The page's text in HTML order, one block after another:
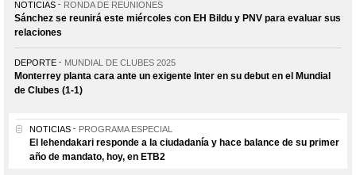
NOTICIAS RONDA DE REUNIONES
Sánchez se reunirá este miércoles con EH Bildu y PNV para evaluar sus
relaciones
DEPORTE MUNDIAL DE CLUBES 2025
Monterrey planta cara ante un exigente Inter en su debut en el Mundial
de Clubes (1-1)
NOTICIAS PROGRAMA ESPECIAL
El lehendakari responde a la ciudadanía y hace balance de su primer
año de mandato, hoy, en ETB2